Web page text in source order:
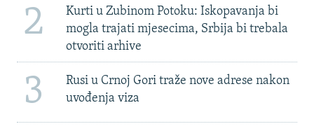
2
Kurti u Zubinom Potoku: Iskopavanja bi
mogla trajati mjesecima, Srbija bi trebala
otvoriti arhive
3
Rusi u Crnoj Gori traže nove adrese nakon
uvođenja viza